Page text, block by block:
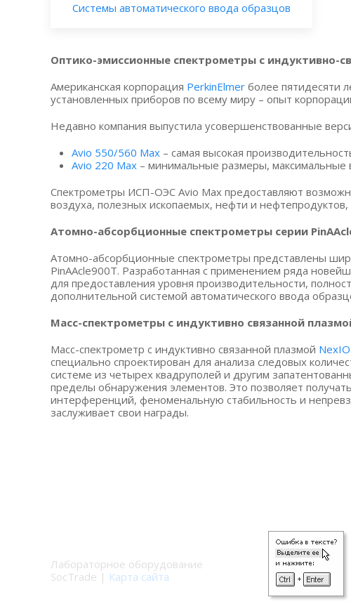
Системы автоматического ввода образцов
Оптико-эмиссионные спектрометры с индуктивно-
Американская корпорация PerkinElmer более пятидесяти
установленных приборов по всему миру – опыт
Недавно компания выпустила усовершенствованные
Avio 550/560 Max – самая высокая
Avio 220 Max – минимальные размеры, максимальные
Спектрометры ИСП-ОЭС Avio Max предоставляют
воздуха, полезных ископаемых, нефти и
Атомно-абсорбционные спектрометры серии
Атомно-абсорбционные спектрометры представлены
PinAAcle900T. Разработанная с применением ряда
для предоставления уровня производительности,
дополнительной системой автоматического ввода
Масс-спектрометры с индуктивно связанной
Масс-спектрометр с индуктивно связанной плазмой
специально спроектирован для анализа следовых
системе из четырех квадруполей и другим
пределы обнаружения элементов. Это позволяет
интерференций, феноменальную стабильность и
заслуживает свои награды.
Лабораторное оборудование
SocTrade | Карта сайта